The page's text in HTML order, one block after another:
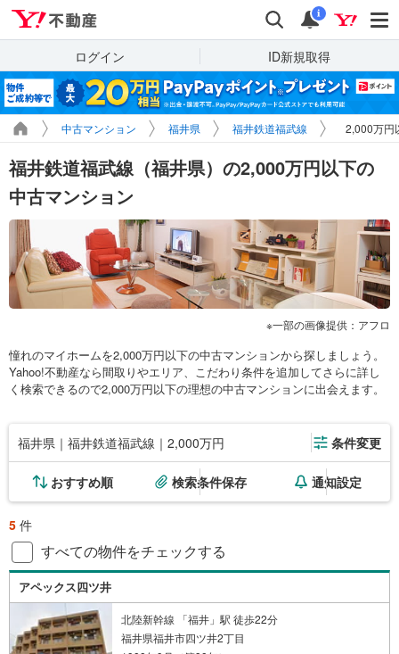
検索 通知
i
ログイン ID新規取得
中古マンション 福井県 福井鉄道福武線 2,000万円
福井鉄道福武線（福井県）の2,000万円以下の
中古マンション
一部の画像提供：アフロ
憧れのマイホームを2,000万円以下の中古マンションから探しましょう。
Yahoo!不動産なら間取りやエリア、こだわり条件を追加してさらに詳し
く検索できるので2,000万円以下の理想の中古マンションに出会えます。
福井県｜福井鉄道福武線｜2,000万円 条件変更
おすすめ順 検索条件保存 通知設定
5 件
すべての物件をチェックする
アペックス四ツ井
北陸新幹線 「福井」駅 徒歩22分
福井県福井市四ツ井2丁目